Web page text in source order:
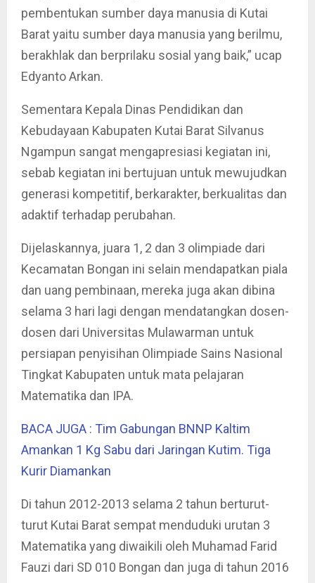
pembentukan sumber daya manusia di Kutai
Barat yaitu sumber daya manusia yang berilmu,
berakhlak dan berprilaku sosial yang baik,” ucap
Edyanto Arkan.
Sementara Kepala Dinas Pendidikan dan
Kebudayaan Kabupaten Kutai Barat Silvanus
Ngampun sangat mengapresiasi kegiatan ini,
sebab kegiatan ini bertujuan untuk mewujudkan
generasi kompetitif, berkarakter, berkualitas dan
adaktif terhadap perubahan.
Dijelaskannya, juara 1, 2 dan 3 olimpiade dari
Kecamatan Bongan ini selain mendapatkan piala
dan uang pembinaan, mereka juga akan dibina
selama 3 hari lagi dengan mendatangkan dosen-
dosen dari Universitas Mulawarman untuk
persiapan penyisihan Olimpiade Sains Nasional
Tingkat Kabupaten untuk mata pelajaran
Matematika dan IPA.
BACA JUGA : Tim Gabungan BNNP Kaltim
Amankan 1 Kg Sabu dari Jaringan Kutim. Tiga
Kurir Diamankan
Di tahun 2012-2013 selama 2 tahun berturut-
turut Kutai Barat sempat menduduki urutan 3
Matematika yang diwaikili oleh Muhamad Farid
Fauzi dari SD 010 Bongan dan juga di tahun 2016